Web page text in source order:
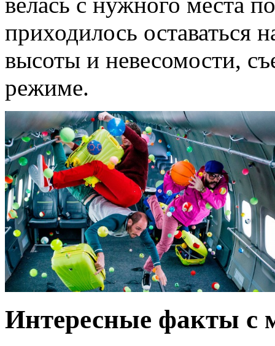
приходилось оставаться
высоты и невесомости,
режиме.
Интересные факты с